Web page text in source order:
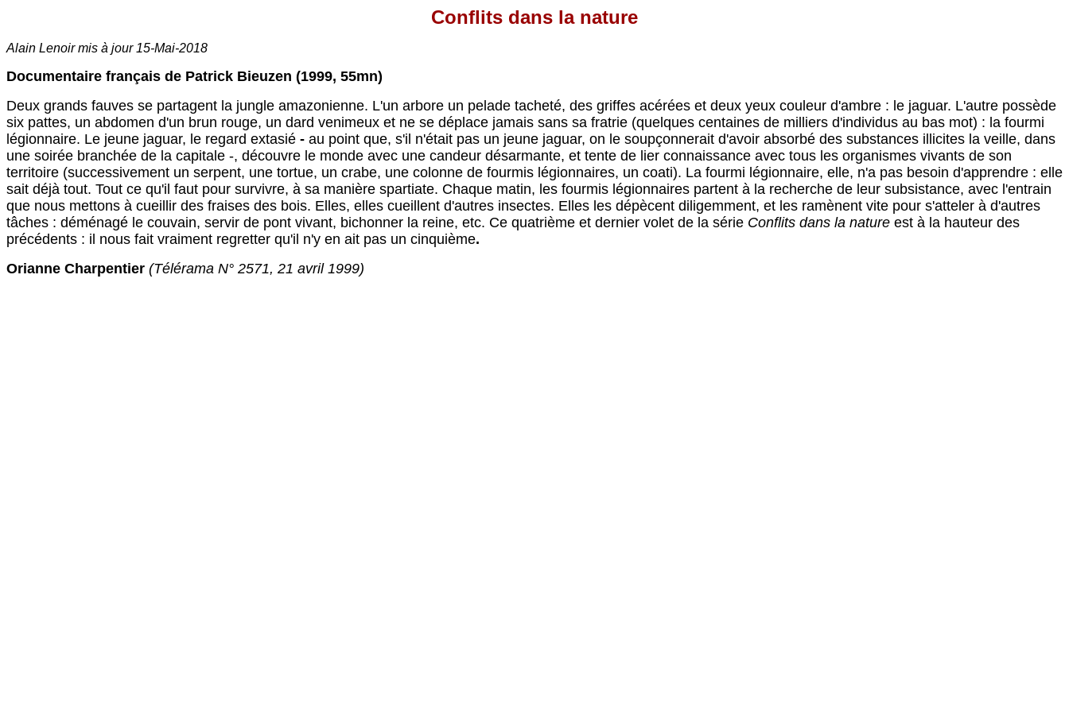
Conflits dans la nature
Alain Lenoir mis à jour 15-Mai-2018
Documentaire français de Patrick Bieuzen (1999, 55mn)
Deux grands fauves se partagent la jungle amazonienne. L'un arbore un pelade tacheté, des griffes acérées et deux yeux couleur d'ambre : le jaguar. L'autre possède
six pattes, un abdomen d'un brun rouge, un dard venimeux et ne se déplace jamais sans sa fratrie (quelques centaines de milliers d'individus au bas mot) : la fourmi
légionnaire. Le jeune jaguar, le regard extasié - au point que, s'il n'était pas un jeune jaguar, on le soupçonnerait d'avoir absorbé des substances illicites la veille, dans
une soirée branchée de la capitale -, découvre le monde avec une candeur désarmante, et tente de lier connaissance avec tous les organismes vivants de son
territoire (successivement un serpent, une tortue, un crabe, une colonne de fourmis légionnaires, un coati). La fourmi légionnaire, elle, n'a pas besoin d'apprendre : elle
sait déjà tout. Tout ce qu'il faut pour survivre, à sa manière spartiate. Chaque matin, les fourmis légionnaires partent à la recherche de leur subsistance, avec l'entrain
que nous mettons à cueillir des fraises des bois. Elles, elles cueillent d'autres insectes. Elles les dépècent diligemment, et les ramènent vite pour s'atteler à d'autres
tâches : déménagé le couvain, servir de pont vivant, bichonner la reine, etc. Ce quatrième et dernier volet de la série Conflits dans la nature est à la hauteur des
précédents : il nous fait vraiment regretter qu'il n'y en ait pas un cinquième.
Orianne Charpentier (Télérama N° 2571, 21 avril 1999)